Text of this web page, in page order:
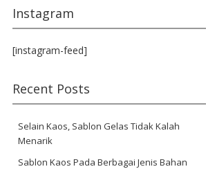
Instagram
[instagram-feed]
Recent Posts
Selain Kaos, Sablon Gelas Tidak Kalah
Menarik
Sablon Kaos Pada Berbagai Jenis Bahan